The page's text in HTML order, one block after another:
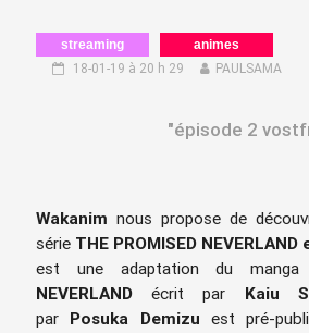
streaming animes
18-01-19 à 20 h 29 PAULSAMA
"épisode 2
Wakanim nous propose de
série THE PROMISED NEVERLAND
est une adaptation du manga
NEVERLAND
écrit par Kaiu
par Posuka Demizu est pré-